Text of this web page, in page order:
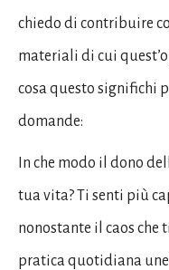
chiedo di contribuire
materiali di cui
cosa questo significhi
domande:
In che modo il dono
tua vita? Ti senti più
nonostante il caos che
pratica quotidiana